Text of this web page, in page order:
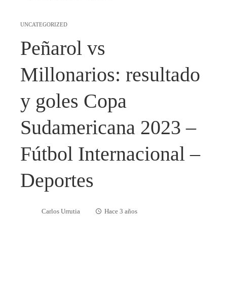
UNCATEGORIZED
Peñarol vs
Millonarios: resultado
y goles Copa
Sudamericana 2023 –
Fútbol Internacional –
Deportes
Carlos Urrutia Hace 3 años